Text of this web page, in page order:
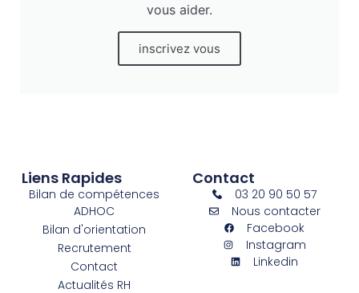
vous aider.
inscrivez vous
Liens Rapides
Bilan de compétences
ADHOC
Bilan d'orientation
Recrutement
Contact
Actualités RH
Contact
03 20 90 50 57
Nous contacter
Facebook
Instagram
Linkedin